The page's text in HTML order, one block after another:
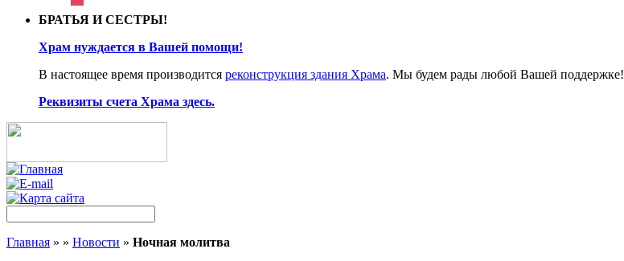
БРАТЬЯ И СЕСТРЫ!
Храм нуждается в Вашей помощи!
В настоящее время производится реконструкция здания Храма. Мы будем рады любой Вашей поддержке!
Реквизиты счета Храма здесь.
Главная » » Новости » Ночная молитва